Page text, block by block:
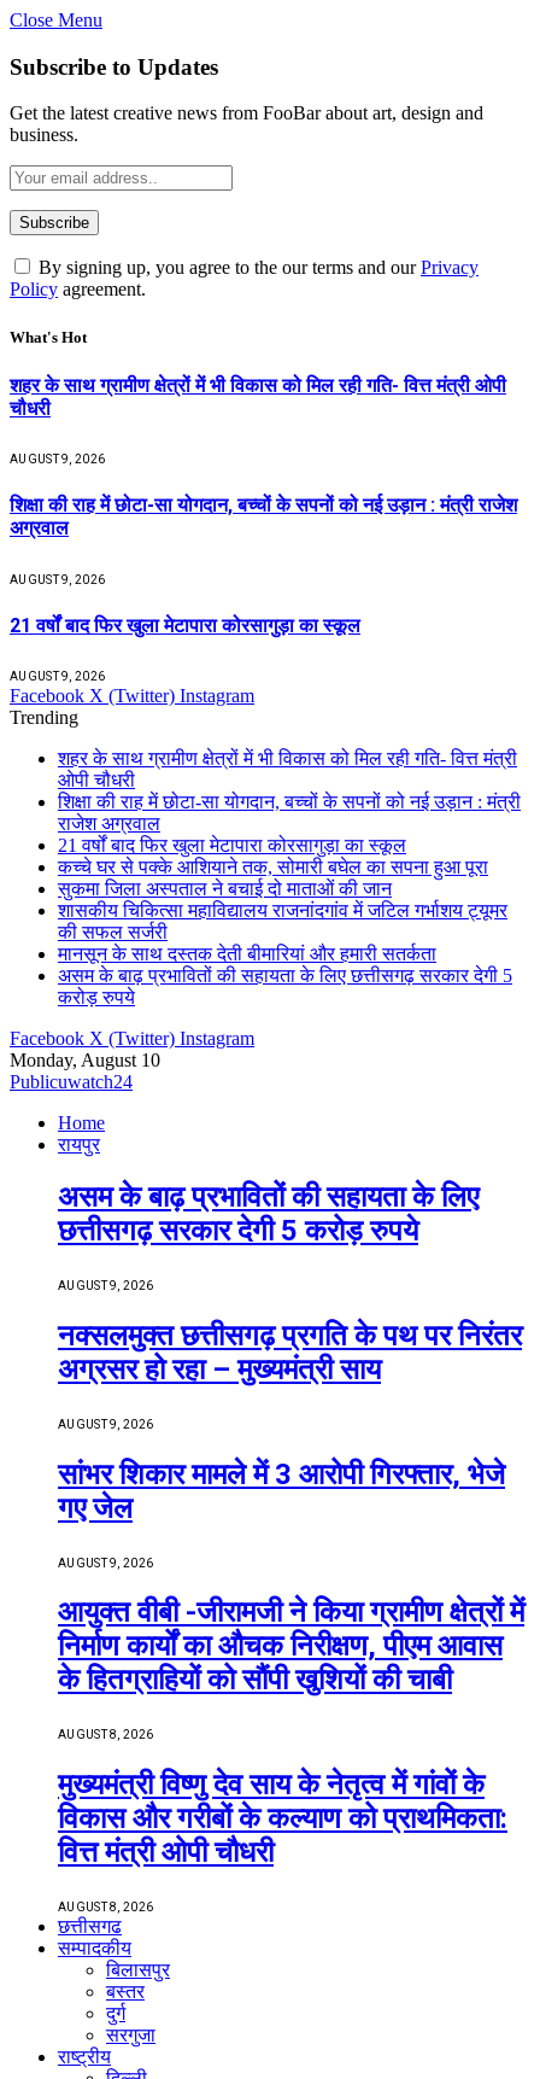
Close Menu
Subscribe to Updates
Get the latest creative news from FooBar about art, design and
business.
By signing up, you agree to the our terms and ourPrivacy
Policy agreement.
What's Hot
शहर के साथ ग्रामीण क्षेत्रों में भी विकास को मिल रही गति- वित्त मंत्री ओपी
चौधरी
AUGUST 9, 2026
शिक्षा की राह में छोटा-सा योगदान, बच्चों के सपनों को नई उड़ान : मंत्री राजेश
अग्रवाल
AUGUST 9, 2026
21 वर्षों बाद फिर खुला मेटापारा कोरसागुड़ा का स्कूल
AUGUST 9, 2026
Facebook X (Twitter) Instagram
Trending
शहर के साथ ग्रामीण क्षेत्रों में भी विकास को मिल रही गति- वित्त मंत्री
ओपी चौधरी
शिक्षा की राह में छोटा-सा योगदान, बच्चों के सपनों को नई उड़ान : मंत्री
राजेश अग्रवाल
21 वर्षों बाद फिर खुला मेटापारा कोरसागुड़ा का स्कूल
कच्चे घर से पक्के आशियाने तक, सोमारी बघेल का सपना हुआ पूरा
सुकमा जिला अस्पताल ने बचाई दो माताओं की जान
शासकीय चिकित्सा महाविद्यालय राजनांदगांव में जटिल गर्भाशय ट्यूमर
की सफल सर्जरी
मानसून के साथ दस्तक देती बीमारियां और हमारी सतर्कता
असम के बाढ़ प्रभावितों की सहायता के लिए छत्तीसगढ़ सरकार देगी 5
करोड़ रुपये
Facebook X (Twitter) Instagram
Monday, August 10
Publicuwatch24
Home
रायपुर
असम के बाढ़ प्रभावितों की सहायता के लिए
छत्तीसगढ़ सरकार देगी 5 करोड़ रुपये
AUGUST 9, 2026
नक्सलमुक्त छत्तीसगढ़ प्रगति के पथ पर निरंतर
अग्रसर हो रहा – मुख्यमंत्री साय
AUGUST 9, 2026
सांभर शिकार मामले में 3 आरोपी गिरफ्तार, भेजे
गए जेल
AUGUST 9, 2026
आयुक्त वीबी -जीरामजी ने किया ग्रामीण क्षेत्रों में
निर्माण कार्यों का औचक निरीक्षण, पीएम आवास
के हितग्राहियों को सौंपी खुशियों की चाबी
AUGUST 8, 2026
मुख्यमंत्री विष्णु देव साय के नेतृत्व में गांवों के
विकास और गरीबों के कल्याण को प्राथमिकता:
वित्त मंत्री ओपी चौधरी
AUGUST 8, 2026
छत्तीसगढ
सम्पादकीय
बिलासपुर
बस्तर
दुर्ग
सरगुजा
राष्ट्रीय